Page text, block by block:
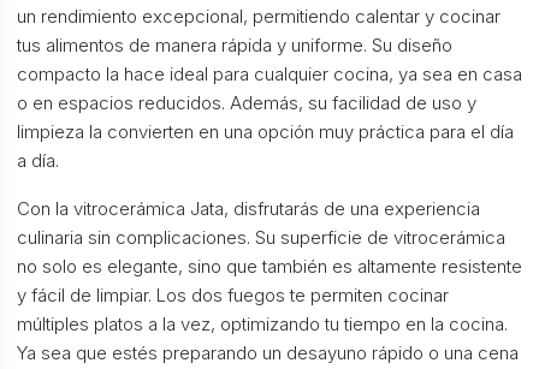
un rendimiento excepcional, permitiendo calentar y cocinar
tus alimentos de manera rápida y uniforme. Su diseño
compacto la hace ideal para cualquier cocina, ya sea en casa
o en espacios reducidos. Además, su facilidad de uso y
limpieza la convierten en una opción muy práctica para el día
a día.
Con la vitrocerámica Jata, disfrutarás de una experiencia
culinaria sin complicaciones. Su superficie de vitrocerámica
no solo es elegante, sino que también es altamente resistente
y fácil de limpiar. Los dos fuegos te permiten cocinar
múltiples platos a la vez, optimizando tu tiempo en la cocina.
Ya sea que estés preparando un desayuno rápido o una cena